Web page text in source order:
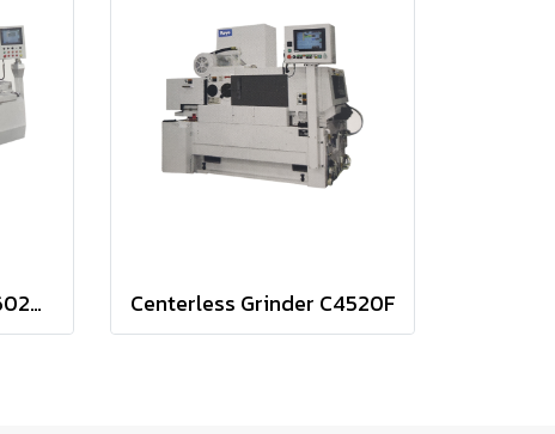
Centerless Grinder C6020/30/40 Centerless Grinder C4520F